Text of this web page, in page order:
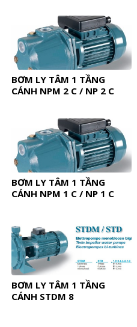
BƠM LY TÂM 1 TẦNG
CÁNH NPM 2 C / NP 2 C
BƠM LY TÂM 1 TẦNG
CÁNH NPM 1 C / NP 1 C
BƠM LY TÂM 1 TẦNG
CÁNH STDM 8